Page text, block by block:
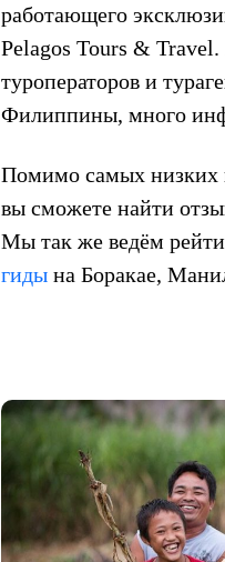
работающего
Pelagos Tours &
туроператоров и
Филиппины, много
Помимо самых низких
вы сможете найти
Мы так же ведём
гиды на Боракае,